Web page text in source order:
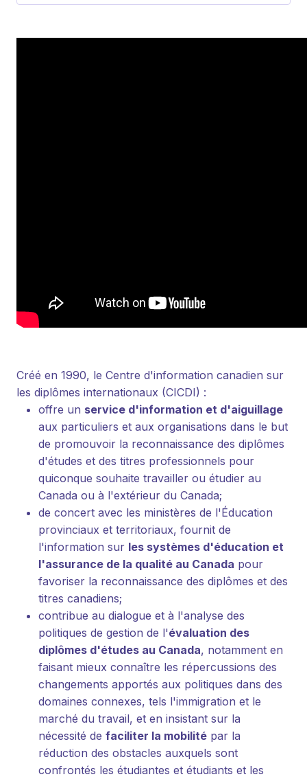
Créé en 1990, le Centre d'information canadien sur
les diplômes internationaux (CICDI) :
offre un service d'information et d'aiguillage
aux particuliers et aux organisations dans le but
de promouvoir la reconnaissance des diplômes
d'études et des titres professionnels pour
quiconque souhaite travailler ou étudier au
Canada ou à l'extérieur du Canada;
de concert avec les ministères de l'Éducation
provinciaux et territoriaux, fournit de
l'information sur les systèmes d'éducation et
l'assurance de la qualité au Canada pour
favoriser la reconnaissance des diplômes et des
titres canadiens;
contribue au dialogue et à l'analyse des
politiques de gestion de l'évaluation des
diplômes d'études au Canada, notamment en
faisant mieux connaître les répercussions des
changements apportés aux politiques dans des
domaines connexes, tels l'immigration et le
marché du travail, et en insistant sur la
nécessité de faciliter la mobilité par la
réduction des obstacles auxquels sont
confrontés les étudiantes et étudiants et les